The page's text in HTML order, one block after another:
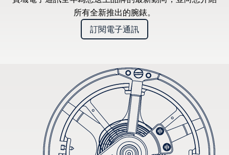
所有全新推出的腕錶。
訂閱電子通訊